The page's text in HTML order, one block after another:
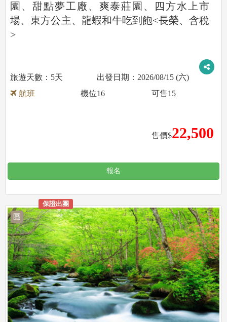
園、甜點夢工廠、爽泰莊園、四方水上市
場、東方公主、龍蝦和牛吃到飽<長榮、含稅
>
5天
2026/08/15 (六)
航班
售價$22,500
機位16 可售15
報名
團
保證出團